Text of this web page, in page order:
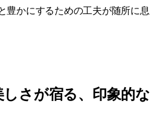
豊かにするための工夫が随所に息
さが宿る、印象的な